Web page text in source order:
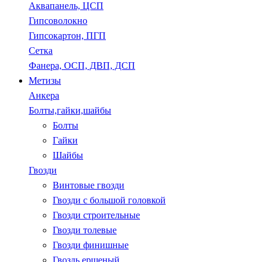
Аквапанель, ЦСП
Гипсоволокно
Гипсокартон, ПГП
Сетка
Фанера, ОСП, ДВП, ДСП
Метизы
Анкера
Болты,гайки,шайбы
Болты
Гайки
Шайбы
Гвозди
Винтовые гвозди
Гвозди с большой головкой
Гвозди строительные
Гвозди толевые
Гвозди финишные
Гвоздь ершеный